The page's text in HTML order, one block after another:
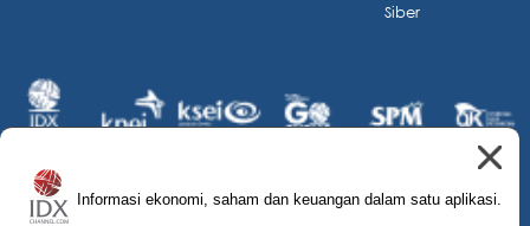
Siber
© 2026 IDX Channel. All Rights Reserved.
Informasi ekonomi, saham dan keuangan dalam satu aplikasi.